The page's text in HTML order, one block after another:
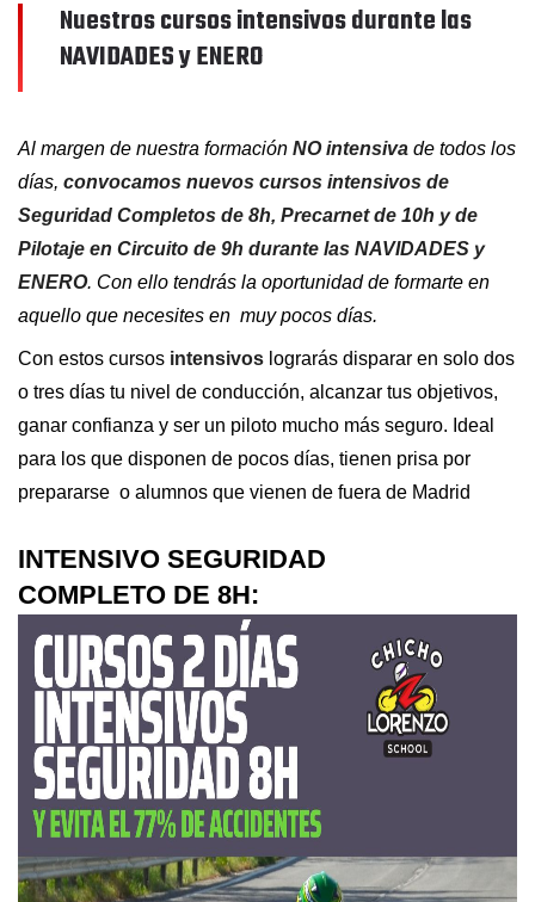
Nuestros cursos intensivos durante las
NAVIDADES y ENERO
Al margen de nuestra formación NO intensiva de todos los
días, convocamos nuevos cursos intensivos de
Seguridad Completos de 8h, Precarnet de 10h y de
Pilotaje en Circuito de 9h durante las NAVIDADES y
ENERO. Con ello tendrás la oportunidad de formarte en
aquello que necesites en muy pocos días.
Con estos cursos intensivos lograrás disparar en solo dos
o tres días tu nivel de conducción, alcanzar tus objetivos,
ganar confianza y ser un piloto mucho más seguro. Ideal
para los que disponen de pocos días, tienen prisa por
prepararse o alumnos que vienen de fuera de Madrid
INTENSIVO SEGURIDAD
COMPLETO DE 8H: